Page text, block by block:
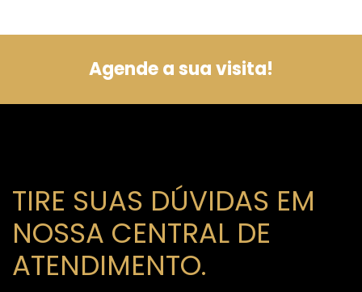
Agende a sua visita!
TIRE SUAS DÚVIDAS EM
NOSSA CENTRAL DE
ATENDIMENTO.